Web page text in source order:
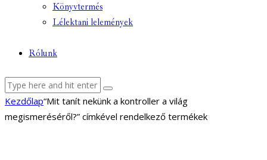
Könyvtermés
Lélektani lelemények
Rólunk
facebook-
1
youtube-
1
email
Kezdőlap“Mit tanít nekünk a kontroller a világ
megismeréséről?” címkével rendelkező termékek